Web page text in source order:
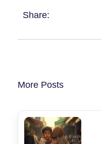
Share:
More Posts